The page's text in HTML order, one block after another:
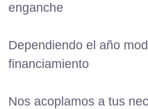
enganche
Dependiendo el año
financiamiento
Nos acoplamos a tus